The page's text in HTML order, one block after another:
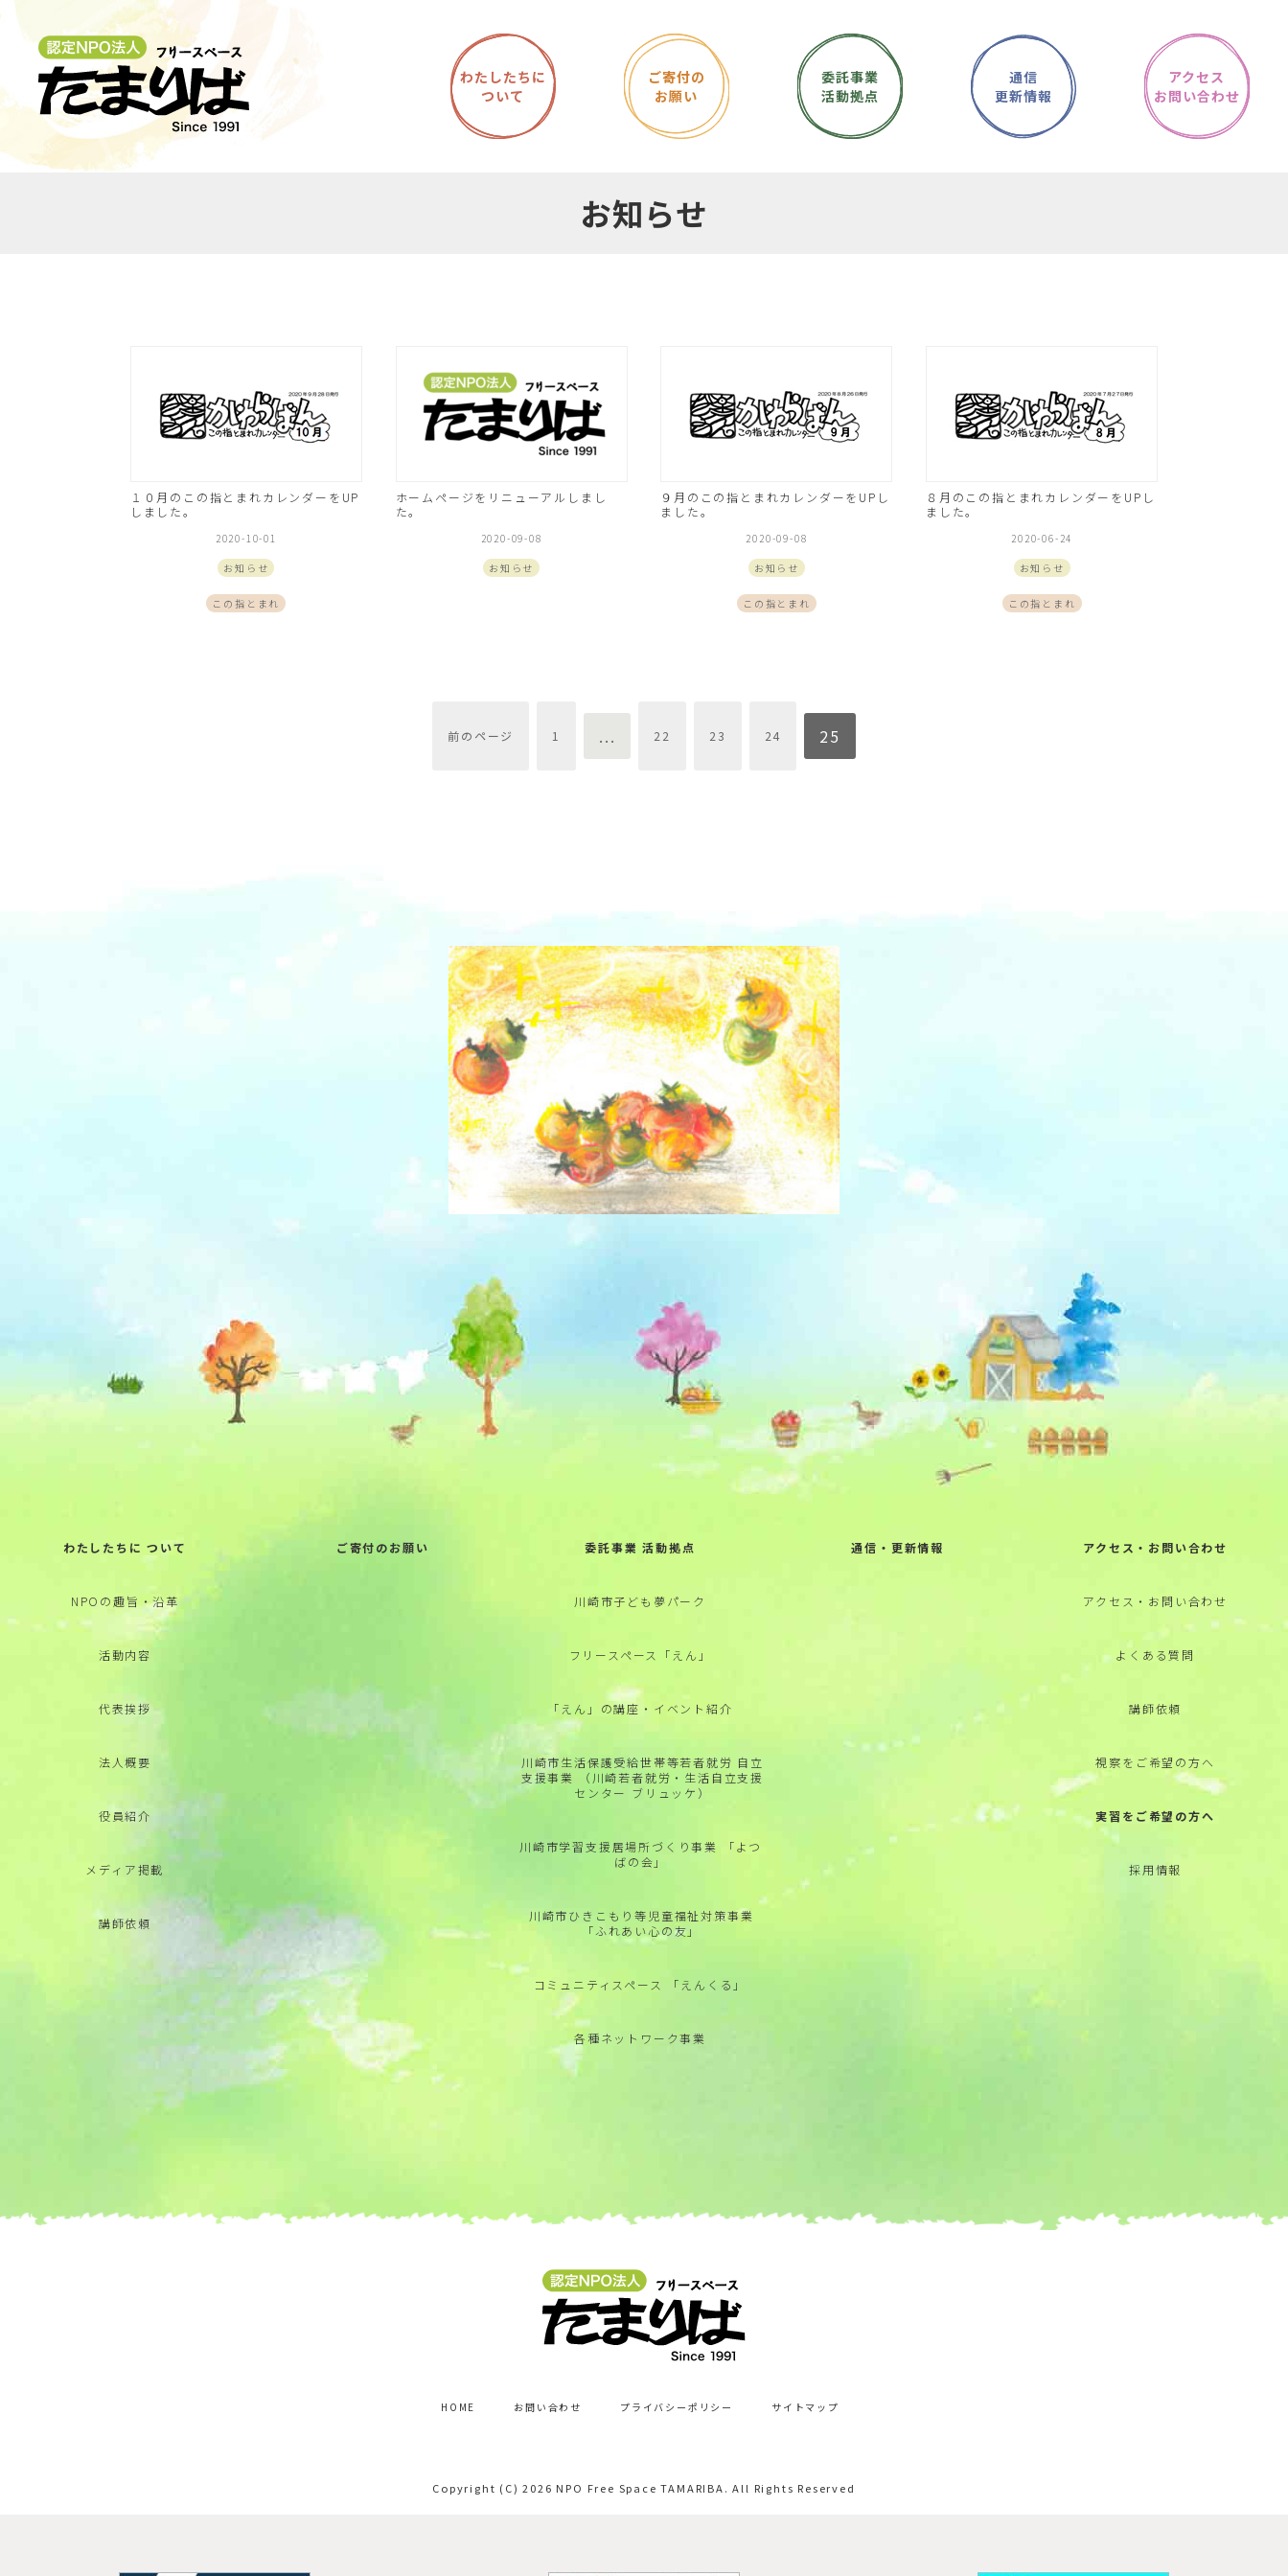
わたしたちに
ついて
ご寄付の
お願い
委託事業
活動拠点
通信
更新情報
アクセス
お問い合わせ
お知らせ
１０月のこの指とまれカレンダーをUP
しました。
2020-10-01
お知らせ
この指とまれ
ホームページをリニューアルしまし
た。
2020-09-08
お知らせ
９月のこの指とまれカレンダーをUPし
ました。
2020-09-08
お知らせ
この指とまれ
８月のこの指とまれカレンダーをUPし
ました。
2020-06-24
お知らせ
この指とまれ
前のページ 1 ... 22 23 24 25
わたしたちに ついて
NPOの趣旨・沿革
活動内容
代表挨拶
法人概要
役員紹介
メディア掲載
講師依頼
ご寄付のお願い 委託事業 活動拠点
川崎市子ども夢パーク
フリースペース「えん」
「えん」の講座・イベント紹介
川崎市生活保護受給世帯等若者就労 自立
支援事業 （川崎若者就労・生活自立支援
センター ブリュッケ）
川崎市学習支援居場所づくり事業 「よつ
ばの会」
川崎市ひきこもり等児童福祉対策事業
「ふれあい心の友」
コミュニティスペース 「えんくる」
各種ネットワーク事業
通信・更新情報 アクセス・お問い合わせ
アクセス・お問い合わせ
よくある質問
講師依頼
視察をご希望の方へ
実習をご希望の方へ
採用情報
HOME お問い合わせ プライバシーポリシー サイトマップ
Copyright (C)2026 NPO Free Space TAMARIBA. All Rights Reserved